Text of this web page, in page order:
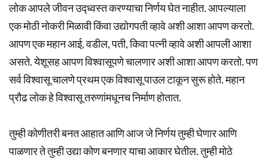
लोक आपले जीवन उद्ध्वस्त करण्याचा निर्णय घेत नाहीत. आपल्याला
एक मोठी नोकरी मिळावी किंवा उद्योगपती व्हावे अशी आशा आपण करतो.
आपण एक महान आई, वडील, पती, किवा पत्नी व्हावे अशी आपली आशा
असते. येशूसह आपण विश्वासूपणे चालणार अशी आशा आपण करतो. पण
सर्व विश्वासू चालणे प्रथम एक विश्वासू पाउल टाकून सुरू होते. महान
प्रौढ लोक हे विश्वासू तरुणांमधूनच निर्माण होतात.
तुम्ही कोणीतरी बनत आहात आणि आज जे निर्णय तुम्ही घेणार आणि
पाळणार ते तुम्ही उद्या कोण बनणार याचा आकार घेतील. तुम्ही मोठे